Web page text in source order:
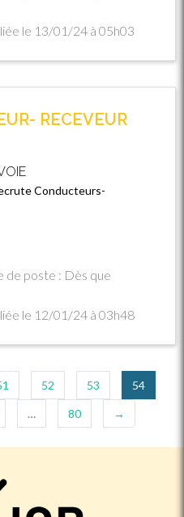
le 13/01/24 à 05h03
RECEVEUR
Conducteurs-
de poste : Dès que
le 12/01/24 à 03h48
52 53 54
… 80 →